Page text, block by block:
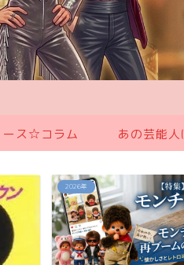
ース☆コラム あの芸能人
2026年